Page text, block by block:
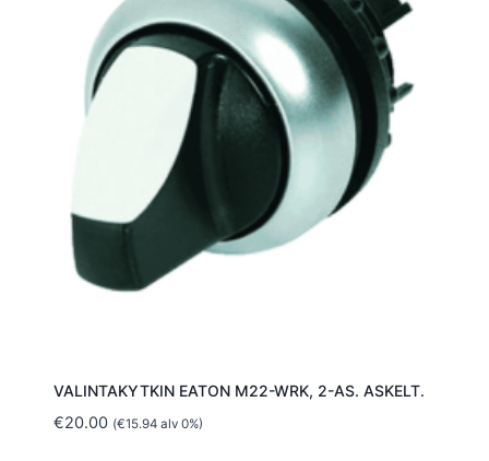
VALINTAKYTKIN EATON M22-WRK, 2-AS. ASKELT.
€20.00 (€15.94alv 0%)